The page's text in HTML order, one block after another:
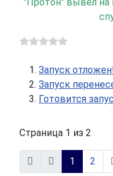
Запуск
Запуск
Готовится
Страница 1 из 2
1 2